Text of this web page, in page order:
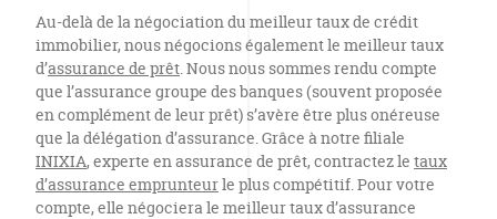
Au-delà de la négociation du meilleur taux de crédit
immobilier, nous négocions également le meilleur taux
d’assurance de prêt. Nous nous sommes rendu compte
que l’assurance groupe des banques (souvent proposée
en complément de leur prêt) s’avère être plus onéreuse
que la délégation d’assurance. Grâce à notre filiale
INIXIA, experte en assurance de prêt, contractez le taux
d’assurance emprunteurle plus compétitif. Pour votre
compte, elle négociera le meilleur taux d’assurance